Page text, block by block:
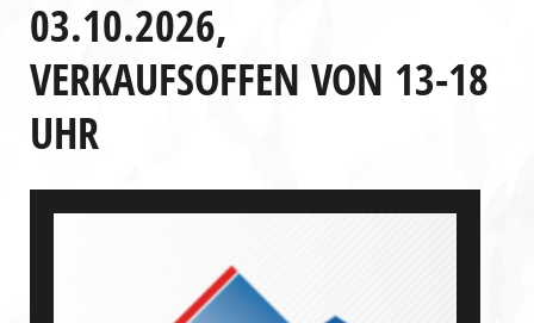
03.10.2026,
VERKAUFSOFFEN VON 13-18
UHR